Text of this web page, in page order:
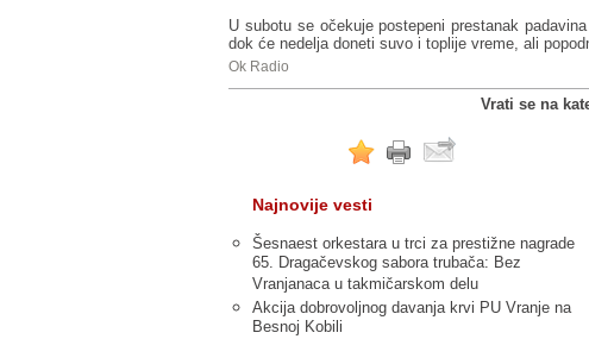
U subotu se očekuje postepeni prestanak
dok će nedelja doneti suvo i toplije vreme, ali
Ok Radio
Vrati se na
Najnovije vesti
Šesnaest orkestara u trci za prestižne nagrade
65. Dragačevskog sabora trubača: Bez
Vranjanaca u takmičarskom delu
Akcija dobrovoljnog davanja krvi PU Vranje na
Besnoj Kobili